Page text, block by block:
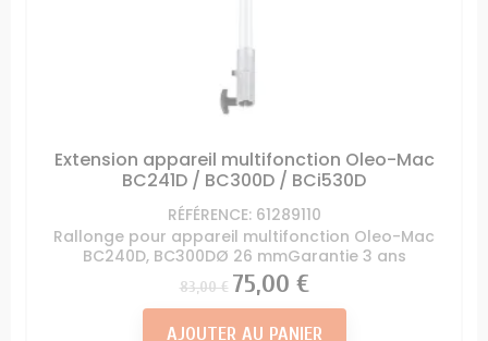
Extension appareil multifonction Oleo-Mac
BC241D / BC300D / BCi530D
RÉFÉRENCE: 61289110
Rallonge pour appareil multifonction Oleo-Mac
BC240D, BC300DØ 26 mmGarantie 3 ans
Prix
83,00 € Prix
75,00 €
AJOUTER AU PANIER